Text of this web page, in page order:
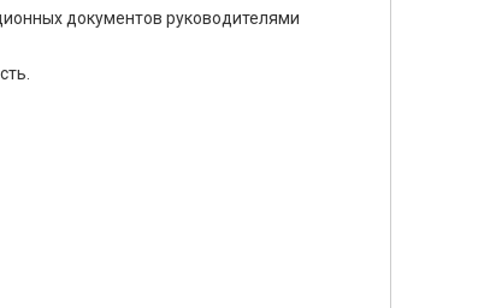
документов руководителями